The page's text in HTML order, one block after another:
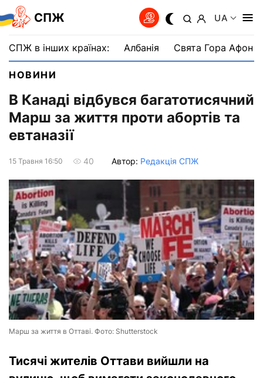
СПЖ UA
СПЖ в інших країнах: Албанія Свята Гора Афон
НОВИНИ
В Канаді відбувся багатотисячний
Марш за життя проти абортів та
евтаназії
15 Травня 16:50 40 Автор: Редакція СПЖ
Марш за життя в Оттаві. Фото: Shutterstock
Тисячі жителів Оттави вийшли на